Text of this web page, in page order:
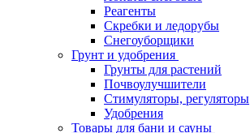
Реагенты
Скребки и ледорубы
Снегоуборщики
Грунт и удобрения
Грунты для растений
Почвоулучшители
Стимуляторы, регуляторы
Удобрения
Товары для бани и сауны